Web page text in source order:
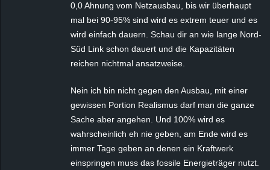
0,0 Ahnung vom Netzausbau, bis wir überhaupt
mal bei 90-95% sind wird es extrem teuer und es
wird einfach dauern. Schau dir an wie lange Nord-
Süd Link schon dauert und die Kapazitäten
reichen nichtmal ansatzweise.
Nein ich bin nicht gegen den Ausbau, mit einer
gewissen Portion Realismus darf man die ganze
Sache aber angehen. Und 100% wird es
wahrscheinlich eh nie geben, am Ende wird es
immer Tage geben an denen ein Kraftwerk
einspringen muss das fossile Energieträger nutzt.